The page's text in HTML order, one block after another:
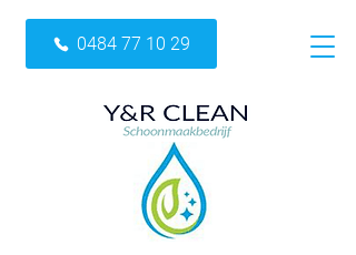
0484 77 10 29